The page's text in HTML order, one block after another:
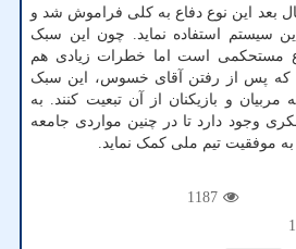
بعد این نوع دفاع به کلی فراموش شد و
سیستم استفاده نماید. چون این سبک
مستحکمی است اما خطرات زیادی هم
که پس از رفتن آقای خسوس، این سبک
و بازیکنان از آن تبعیت کنند. به
وجود دارد تا در چنین مواردی جامعه
موفقیت تیم ملی کمک نماید.
1187